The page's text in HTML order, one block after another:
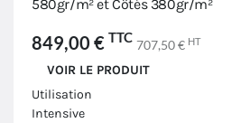
580gr/m² et Côtés 380gr/m²
849,00 € TTC 707,50 € HT
VOIR LE PRODUIT
Utilisation
Intensive